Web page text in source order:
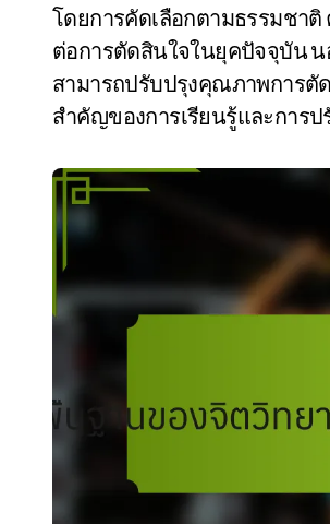
โดยการคัดเลือกตามธรรมช
ต่อการตัดสินใจในยุคปัจจุบัน น
สามารถปรับปรุงคุณภาพการตั
สำคัญของการเรียนรู้และการ